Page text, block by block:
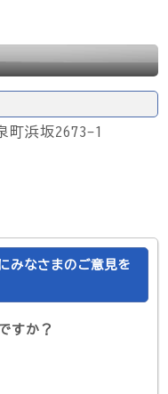
町浜坂2673-1
みなさまのご意見を
すか？